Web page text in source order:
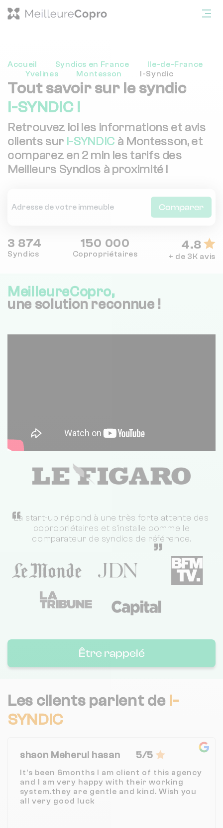
Accueil Syndics en France
Ile-de-France
Yvelines
Montesson I-Syndic
Tout savoir sur le syndic
I-SYNDIC !
Retrouvez ici les informations et avis
clients sur I-SYNDIC à Montesson, et
comparez en 2 min les tarifs des
Meilleurs Syndics à proximité !
Comparer
3 874
Syndics
150 000
Copropriétaires
4.8
+ de 3K avis
MeilleureCopro,
une solution reconnue !
“
La start-up répond à une très forte attente des
copropriétaires et s'installe comme le
comparateur de syndics de référence.
”
Être rappelé
Les clients parlent de I-
SYNDIC
shaon Meherul hasan 5/5
It’s been 6months I am client of this agency
and I am very happy with their working
system.they are gentle and kind. Wish you
all very good luck